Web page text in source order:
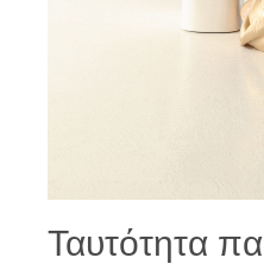
Ταυτότητα